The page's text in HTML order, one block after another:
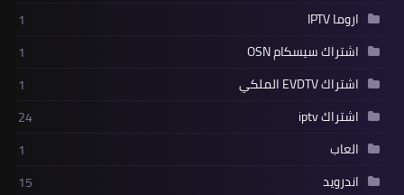
اروما IPTV
1
اشتراك سيسكام OSN
1
اشتراك EVDTV الملكي
1
اشتراك iptv
24
العاب
1
اندرويد
15